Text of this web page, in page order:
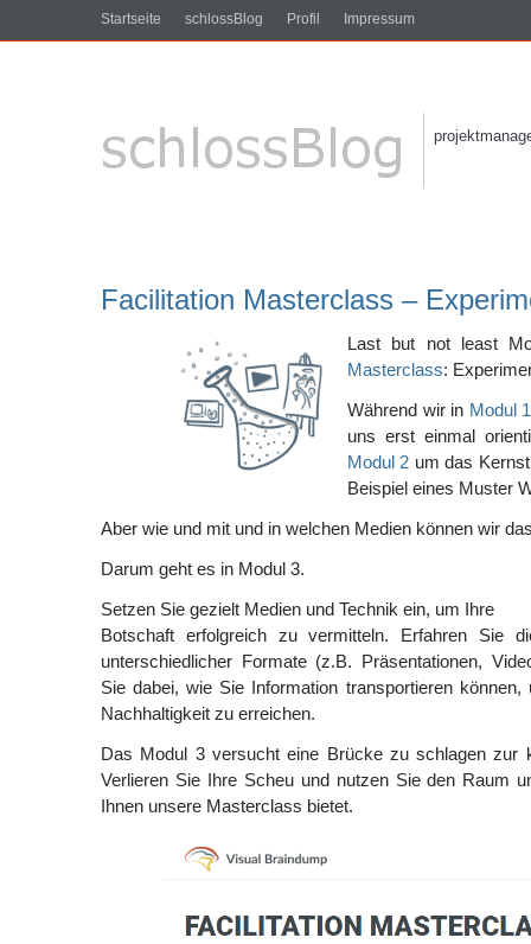
Startseite schlossBlog Profil Impressum
Facilitation Masterclass –
Last but not least
Masterclass:
Während wir in Modul 1
uns erst einmal
Modul 2 um das
Beispiel eines Muster
Aber wie und mit und in welchen Medien können wir
Darum geht es in Modul 3.
Setzen Sie gezielt Medien und Technik ein, um Ihre
Botschaft erfolgreich zu vermitteln. Erfahren Sie
unterschiedlicher Formate (z.B. Präsentationen,
Sie dabei, wie Sie Information transportieren
Nachhaltigkeit zu erreichen.
Das Modul 3 versucht eine Brücke zu schlagen zur
Verlieren Sie Ihre Scheu und nutzen Sie den Raum
Ihnen unsere Masterclass bietet.